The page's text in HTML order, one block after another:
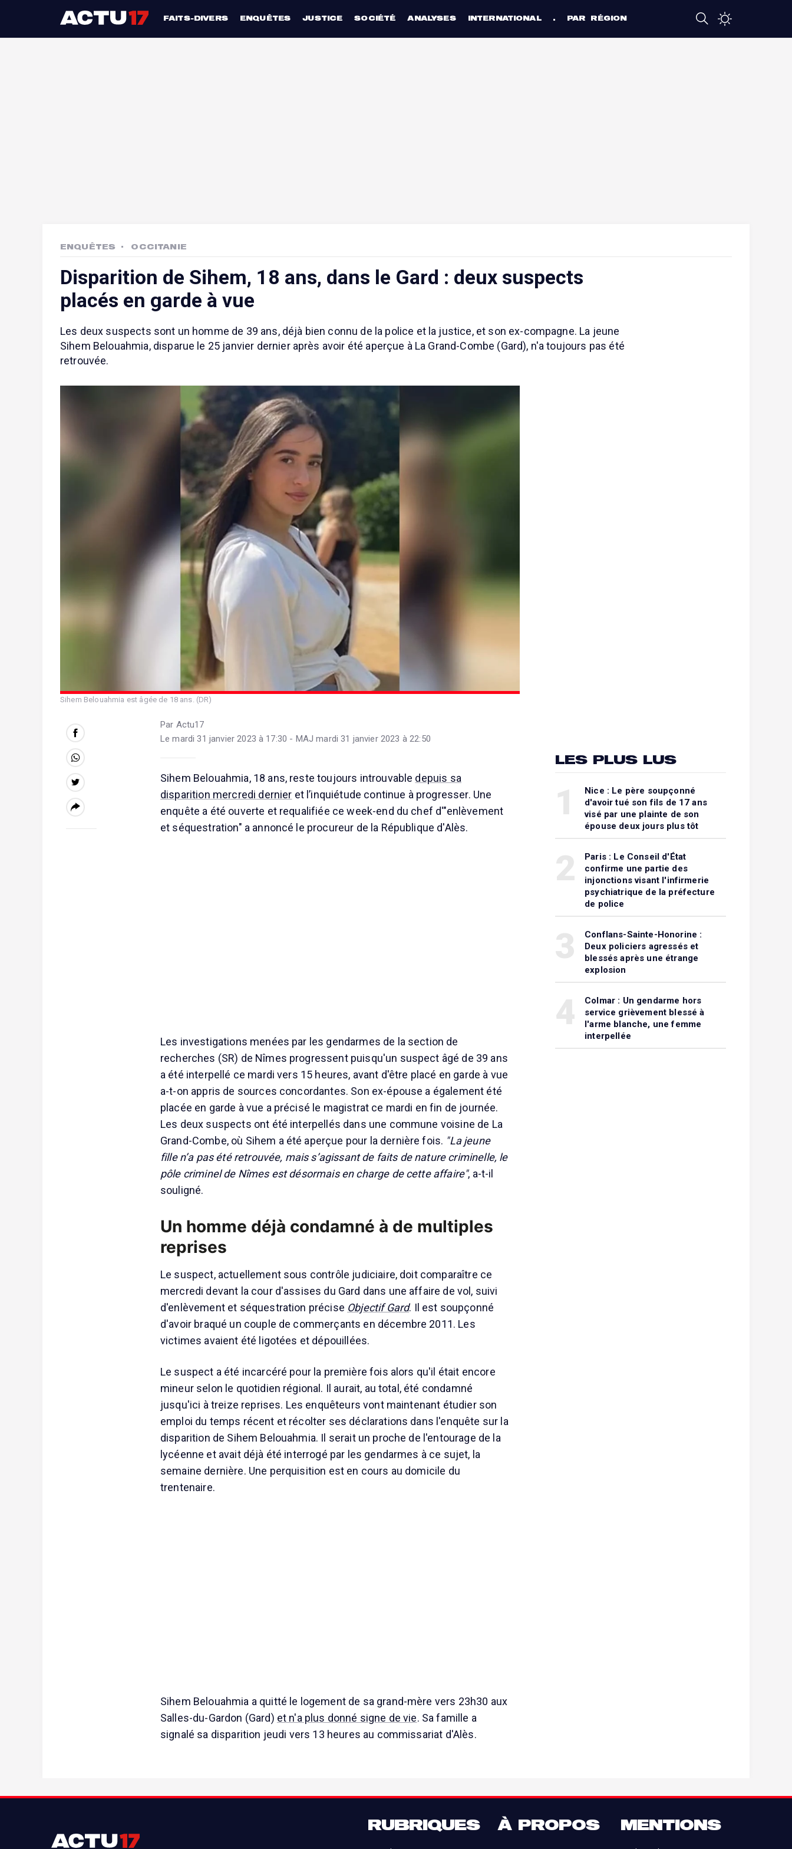
FAITS-DIVERS ENQUÊTES JUSTICE SOCIÉTÉ ANALYSES INTERNATIONAL PAR RÉGION
ENQUÊTES OCCITANIE
Disparition de Sihem, 18 ans, dans le Gard : deux suspects
placés en garde à vue
Les deux suspects sont un homme de 39 ans, déjà bien connu de la police et la justice, et son ex-compagne. La jeune
Sihem Belouahmia, disparue le 25 janvier dernier après avoir été aperçue à La Grand-Combe (Gard), n'a toujours pas été
retrouvée.
Sihem Belouahmia est âgée de 18 ans. (DR)
Par Actu17
Le mardi 31 janvier 2023 à 17:30 - MAJ mardi 31 janvier 2023 à 22:50
Sihem Belouahmia, 18 ans, reste toujours introuvable depuis sa
disparition mercredi dernier et l’inquiétude continue à progresser. Une
enquête a été ouverte et requalifiée ce week-end du chef d'"enlèvement
et séquestration" a annoncé le procureur de la République d'Alès.
Les investigations menées par les gendarmes de la section de
recherches (SR) de Nîmes progressent puisqu'un suspect âgé de 39 ans
a été interpellé ce mardi vers 15 heures, avant d'être placé en garde à vue
a-t-on appris de sources concordantes. Son ex-épouse a également été
placée en garde à vue a précisé le magistrat ce mardi en fin de journée.
Les deux suspects ont été interpellés dans une commune voisine de La
Grand-Combe, où Sihem a été aperçue pour la dernière fois. "La jeune
fille n’a pas été retrouvée, mais s’agissant de faits de nature criminelle, le
pôle criminel de Nîmes est désormais en charge de cette affaire", a-t-il
souligné.
Un homme déjà condamné à de multiples
reprises
Le suspect, actuellement sous contrôle judiciaire, doit comparaître ce
mercredi devant la cour d'assises du Gard dans une affaire de vol, suivi
d'enlèvement et séquestration précise Objectif Gard. Il est soupçonné
d'avoir braqué un couple de commerçants en décembre 2011. Les
victimes avaient été ligotées et dépouillées.
Le suspect a été incarcéré pour la première fois alors qu'il était encore
mineur selon le quotidien régional. Il aurait, au total, été condamné
jusqu'ici à treize reprises. Les enquêteurs vont maintenant étudier son
emploi du temps récent et récolter ses déclarations dans l'enquête sur la
disparition de Sihem Belouahmia. Il serait un proche de l'entourage de la
lycéenne et avait déjà été interrogé par les gendarmes à ce sujet, la
semaine dernière. Une perquisition est en cours au domicile du
trentenaire.
Sihem Belouahmia a quitté le logement de sa grand-mère vers 23h30 aux
Salles-du-Gardon (Gard) et n'a plus donné signe de vie. Sa famille a
signalé sa disparition jeudi vers 13 heures au commissariat d'Alès.
LES PLUS LUS
Nice : Le père soupçonné
d'avoir tué son fils de 17 ans
visé par une plainte de son
épouse deux jours plus tôt
Paris : Le Conseil d'État
confirme une partie des
injonctions visant l'infirmerie
psychiatrique de la préfecture
de police
Conflans-Sainte-Honorine :
Deux policiers agressés et
blessés après une étrange
explosion
Colmar : Un gendarme hors
service grièvement blessé à
l'arme blanche, une femme
interpellée
RUBRIQUES À PROPOS MENTIONS